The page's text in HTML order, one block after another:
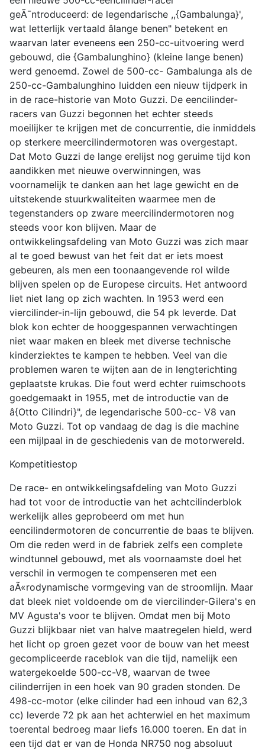
geÃ¯ntroduceerd: de legendarische ,,{Gambalunga}',
wat letterlijk vertaald âlange benen" betekent en
waarvan later eveneens een 250-cc-uitvoering werd
gebouwd, die {Gambalunghino} (kleine lange benen)
werd genoemd. Zowel de 500-cc- Gambalunga als de
250-cc-Gambalunghino luidden een nieuw tijdperk in
in de race-historie van Moto Guzzi. De eencilinder-
racers van Guzzi begonnen het echter steeds
moeilijker te krijgen met de concurrentie, die inmiddels
op sterkere meercilindermotoren was overgestapt.
Dat Moto Guzzi de lange erelijst nog geruime tijd kon
aandikken met nieuwe overwinningen, was
voornamelijk te danken aan het lage gewicht en de
uitstekende stuurkwaliteiten waarmee men de
tegenstanders op zware meercilindermotoren nog
steeds voor kon blijven. Maar de
ontwikkelingsafdeling van Moto Guzzi was zich maar
al te goed bewust van het feit dat er iets moest
gebeuren, als men een toonaangevende rol wilde
blijven spelen op de Europese circuits. Het antwoord
liet niet lang op zich wachten. In 1953 werd een
viercilinder-in-lijn gebouwd, die 54 pk leverde. Dat
blok kon echter de hooggespannen verwachtingen
niet waar maken en bleek met diverse technische
kinderziektes te kampen te hebben. Veel van die
problemen waren te wijten aan de in lengterichting
geplaatste krukas. Die fout werd echter ruimschoots
goedgemaakt in 1955, met de introductie van de
â{Otto Cilindri}", de legendarische 500-cc- V8 van
Moto Guzzi. Tot op vandaag de dag is die machine
een mijlpaal in de geschiedenis van de motorwereld.
Kompetitiestop
De race- en ontwikkelingsafdeling van Moto Guzzi
had tot voor de introductie van het achtcilinderblok
werkelijk alles geprobeerd om met hun
eencilindermotoren de concurrentie de baas te blijven.
Om die reden werd in de fabriek zelfs een complete
windtunnel gebouwd, met als voornaamste doel het
verschil in vermogen te compenseren met een
aÃ«rodynamische vormgeving van de stroomlijn. Maar
dat bleek niet voldoende om de viercilinder-Gilera's en
MV Agusta's voor te blijven. Omdat men bij Moto
Guzzi blijkbaar niet van halve maatregelen hield, werd
het licht op groen gezet voor de bouw van het meest
gecompliceerde raceblok van die tijd, namelijk een
watergekoelde 500-cc-V8, waarvan de twee
cilinderrijen in een hoek van 90 graden stonden. De
498-cc-motor (elke cilinder had een inhoud van 62,3
cc) leverde 72 pk aan het achterwiel en het maximum
toerental bedroeg maar liefs 16.000 toeren. En dat in
een tijd dat er van de Honda NR750 nog absoluut